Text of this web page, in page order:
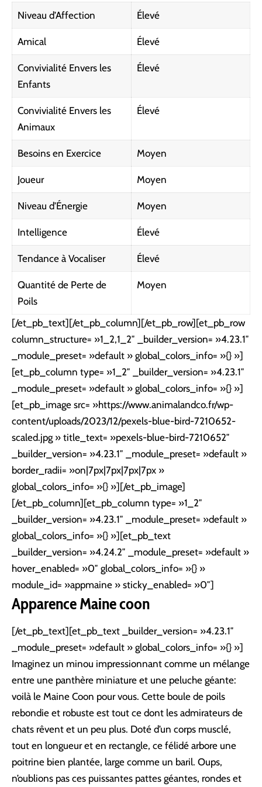
Niveau d’Affection
Élevé
Amical Élevé
Convivialité Envers les
Enfants
Élevé
Convivialité Envers les
Animaux
Élevé
Besoins en Exercice Moyen
Joueur Moyen
Niveau d’Énergie Moyen
Intelligence Élevé
Tendance à Vocaliser Élevé
Quantité de Perte de
Poils
Moyen
[/et_pb_text][/et_pb_column][/et_pb_row][et_pb_row
column_structure= »1_2,1_2″ _builder_version= »4.23.1″
_module_preset= »default » global_colors_info= »{} »]
[et_pb_column type= »1_2″ _builder_version= »4.23.1″
_module_preset= »default » global_colors_info= »{} »]
[et_pb_image src= »https://www.animalandco.fr/wp-
content/uploads/2023/12/pexels-blue-bird-7210652-
scaled.jpg » title_text= »pexels-blue-bird-7210652″
_builder_version= »4.23.1″ _module_preset= »default »
border_radii= »on|7px|7px|7px|7px »
global_colors_info= »{} »][/et_pb_image]
[/et_pb_column][et_pb_column type= »1_2″
_builder_version= »4.23.1″ _module_preset= »default »
global_colors_info= »{} »][et_pb_text
_builder_version= »4.24.2″ _module_preset= »default »
hover_enabled= »0″ global_colors_info= »{} »
module_id= »appmaine » sticky_enabled= »0″]
Apparence Maine coon
[/et_pb_text][et_pb_text _builder_version= »4.23.1″
_module_preset= »default » global_colors_info= »{} »]
Imaginez un minou impressionnant comme un mélange
entre une panthère miniature et une peluche géante:
voilà le Maine Coon pour vous. Cette boule de poils
rebondie et robuste est tout ce dont les admirateurs de
chats rêvent et un peu plus. Doté d’un corps musclé,
tout en longueur et en rectangle, ce félidé arbore une
poitrine bien plantée, large comme un baril. Oups,
n’oublions pas ces puissantes pattes géantes, rondes et